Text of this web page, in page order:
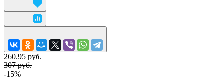
260.95 руб.
307 руб.
-15%